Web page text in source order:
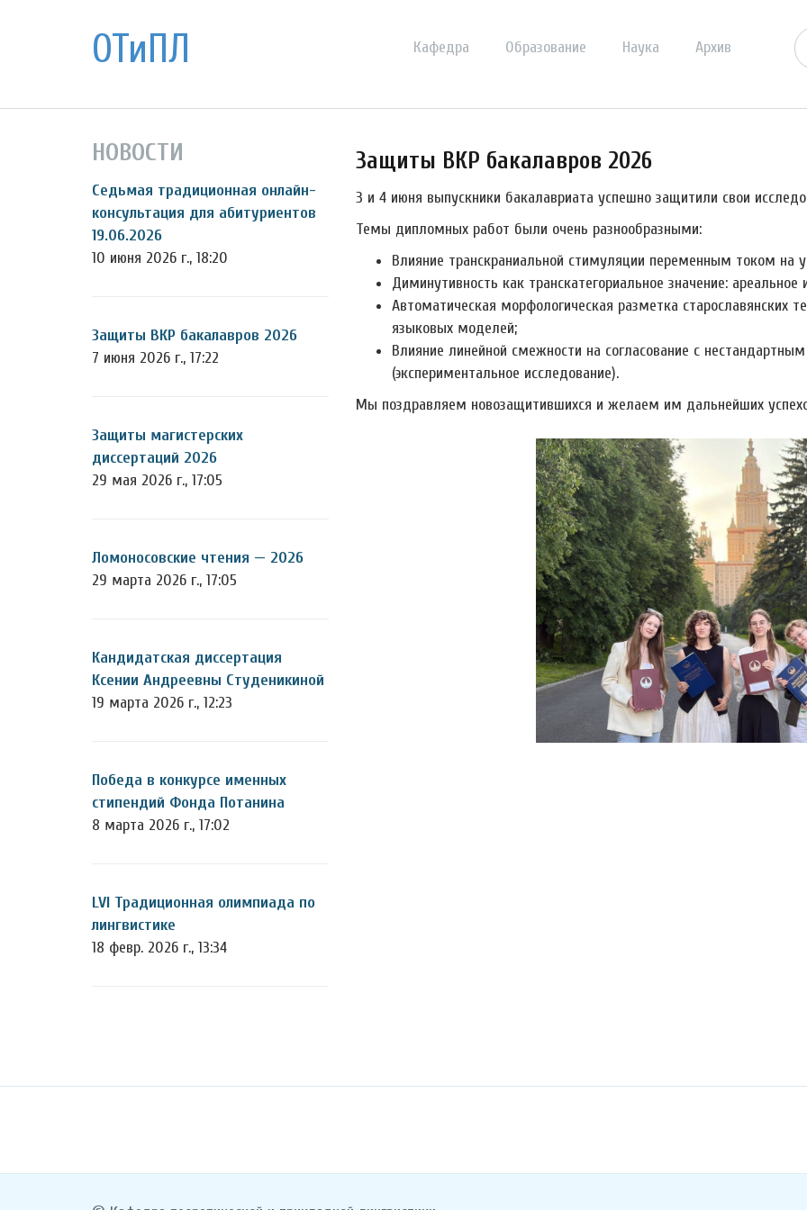
ОТиПЛ Кафедра Образование Наука Архив
НОВОСТИ
Седьмая традиционная онлайн-
консультация для абитуриентов
19.06.2026
10 июня 2026 г., 18:20
Защиты ВКР бакалавров 2026
7 июня 2026 г., 17:22
Защиты магистерских
диссертаций 2026
29 мая 2026 г., 17:05
Ломоносовские чтения — 2026
29 марта 2026 г., 17:05
Кандидатская диссертация
Ксении Андреевны Студеникиной
19 марта 2026 г., 12:23
Победа в конкурсе именных
стипендий Фонда Потанина
8 марта 2026 г., 17:02
LVI Традиционная олимпиада по
лингвистике
18 февр. 2026 г., 13:34
Защиты ВКР бакалавров 2026
3 и 4 июня выпускники бакалавриата успешно защитили свои
Темы дипломных работ были очень разнообразными:
Влияние транскраниальной стимуляции переменным током на
Диминутивность как транскатегориальное значение: ареальное
Автоматическая морфологическая разметка старославянских
языковых моделей;
Влияние линейной смежности на согласование с
(экспериментальное исследование).
Мы поздравляем новозащитившихся и желаем им дальнейших